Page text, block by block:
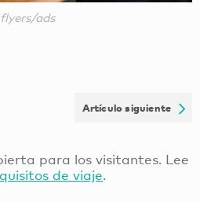
ads
Artículo siguiente
para los visitantes. Lee
de viaje.